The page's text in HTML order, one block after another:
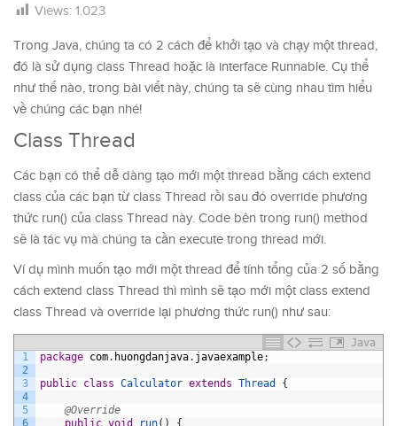
Views: 1.023
Trong Java, chúng ta có 2 cách để khởi tạo và chạy một thread,
đó là sử dụng class Thread hoặc là interface Runnable. Cụ thể
như thế nào, trong bài viết này, chúng ta sẽ cùng nhau tìm hiểu
về chúng các bạn nhé!
Class Thread
Các bạn có thể dễ dàng tạo mới một thread bằng cách extend
class của các bạn từ class Thread rồi sau đó override phương
thức run() của class Thread này. Code bên trong run() method
sẽ là tác vụ mà chúng ta cần execute trong thread mới.
Ví dụ mình muốn tạo mới một thread để tính tổng của 2 số bằng
cách extend class Thread thì mình sẽ tạo mới một class extend
class Thread và override lại phương thức run() như sau:
Java
1
2
3
4
5
6
package com. huongdanjava. javaexample;
public class Calculator extends Thread {
@Override
public void run( )
{